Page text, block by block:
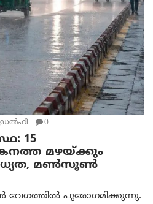
0
15
മഴയ്ക്കും
മൺസൂൺ
വേഗത്തിൽ പുരോഗമിക്കുന്നു.